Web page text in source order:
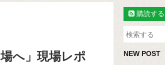
へ」現場レポ
購読する
NEW POST